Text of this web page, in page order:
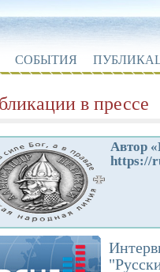
СОБЫТИЯ
в прессе
Автор
https://